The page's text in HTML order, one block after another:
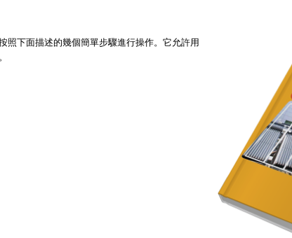
照下面描述的幾個簡單步驟進行操作。它允許用